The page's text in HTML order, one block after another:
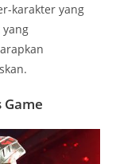
karakter yang